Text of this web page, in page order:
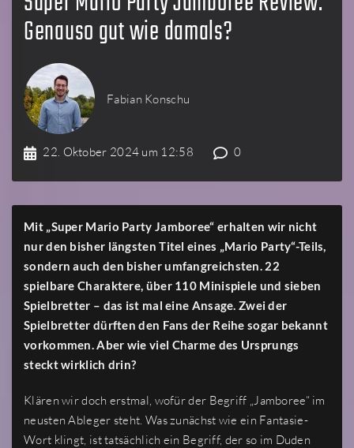
Genauso gut wie damals?
Fabian Konschu
22. Oktober 2024 um 12:58 0
Mit „Super Mario Party Jamboree“ erhalten wir nicht
nur den bisher längsten Titel eines „Mario Party“-Teils,
sondern auch den bisher umfangreichsten. 22
spielbare Charaktere, über 110 Minispiele und sieben
Spielbretter – das ist mal eine Ansage. Zwei der
Spielbretter dürften den Fans der Reihe sogar bekannt
vorkommen. Aber wie viel Charme des Ursprungs
steckt wirklich drin?
Klären wir doch erstmal, wofür der Begriff „Jamboree“ im
neusten Ableger steht. Was zunächst wie ein Fantasie-
Wort klingt, ist tatsächlich ein Begriff, der so im Duden